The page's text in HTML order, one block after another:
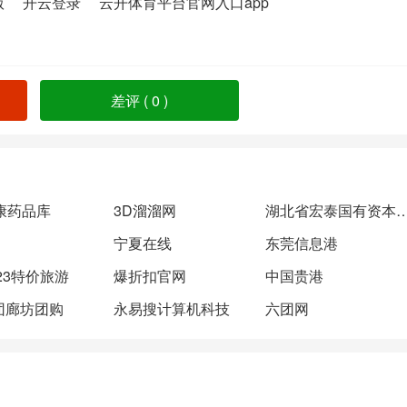
差评 (0 )
药品库 3D溜溜网
湖北省宏泰国有
宁夏在线
东莞信息港
特价旅游
爆折扣官网
中国贵港
廊坊团购
永易搜计算机科技 六团网